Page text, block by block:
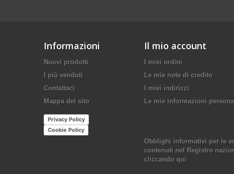
Informazioni
Nuovi prodotti
I più venduti
Contattaci
Mappa del sito
Privacy Policy
Cookie Policy
Il mio account
I miei ordini
Le mie note di credito
I miei indirizzi
Le mie informazioni
Obblighi informativi per le
contenuti nel Registro
cliccando qui